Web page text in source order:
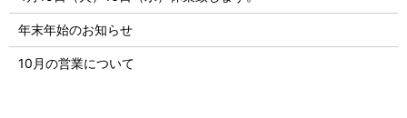
年末年始のお知らせ
10月の営業について